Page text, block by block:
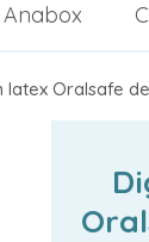
Anabox
latex Oralsafe